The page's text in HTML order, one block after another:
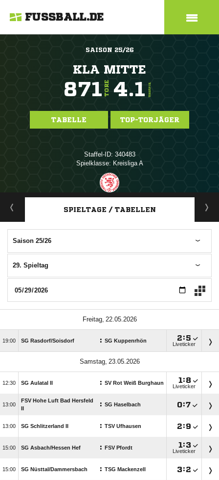
FUSSBALL.DE
SAISON 25/26
KLA MITTE
871TORE 4.1 TORE/SPIEL
TABELLE TOP-TORJÄGER
Staffel-ID: 340483
Spielklasse: Kreisliga A
ANZEIGE
SPIELTAGE / TABELLEN
Saison 25/26
29. Spieltag
 
 SG Rasdorf/​Soisdorf : SG Kuppenrhön :
Liveticker
 
 SG Aulatal II : SV Rot Weiß Burghaun  :
Liveticker

FSV Hohe Luft Bad Hersfeld
II
: SG Haselbach :
 SG Schlitzerland II : TSV Ufhausen :
 SG Asbach/​Hessen Hef : FSV Pfordt  :
Liveticker
 SG Nüsttal/​Dammersbach : TSG Mackenzell :